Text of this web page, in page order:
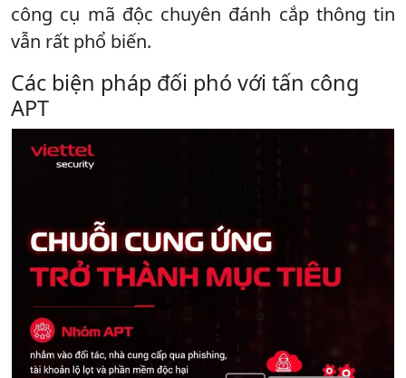
công cụ mã độc chuyên đánh cắp thông tin
vẫn rất phổ biến.
Các biện pháp đối phó với tấn công
APT